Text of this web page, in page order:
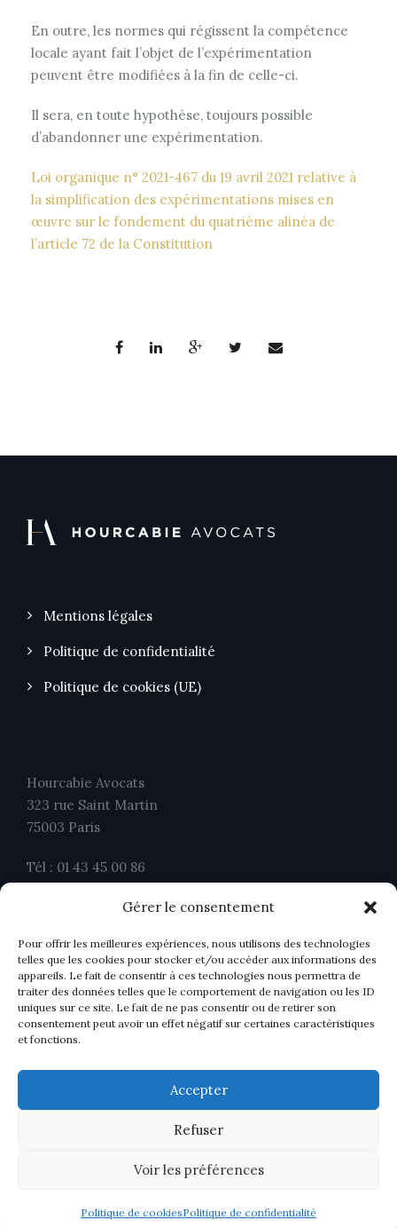
Gérer le consentement
Pour offrir les meilleures expériences, nous utilisons des technologies
telles que les cookies pour stocker et/ou accéder aux informations des
appareils. Le fait de consentir à ces technologies nous permettra de
traiter des données telles que le comportement de navigation ou les ID
uniques sur ce site. Le fait de ne pas consentir ou de retirer son
consentement peut avoir un effet négatif sur certaines caractéristiques
et fonctions.
Accepter
Refuser
Voir les préférences
Politique de cookiesPolitique de confidentialité
En outre, les normes qui régissent la compétence
locale ayant fait l’objet de l’expérimentation
peuvent être modifiées à la fin de celle-ci.
Il sera, en toute hypothèse, toujours possible
d’abandonner une expérimentation.
Loi organique n° 2021-467 du 19 avril 2021 relative à
la simplification des expérimentations mises en
œuvre sur le fondement du quatrième alinéa de
l’article 72 de la Constitution
Mentions légales
Politique de confidentialité
Politique de cookies (UE)
Hourcabie Avocats
323 rue Saint Martin
75003 Paris
Tél : 01 43 45 00 86
contact@ahavocats.fr